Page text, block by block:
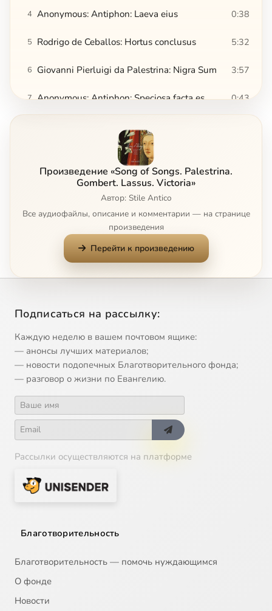
4 Anonymous: Antiphon: Laeva eius 0:38
5 Rodrigo de Ceballos: Hortus conclusus 5:32
6 Giovanni Pierluigi da Palestrina: Nigra Sum 3:57
7 Anonymous: Antiphon: Speciosa facta es 0:43
Francisco Guerrero: Trahe me post te
Anonymous: Antiphon: lam hiems transiit
11 Tómas Luis de Victoria: Vidi speciosam 6:39
Giovanni Pierluigi da Palestrina: Osculetur me
Anonymous: Antiphon: Dum esset rex
15 Nicolas Gombert: Quam pulchra es
16 Anonymous: Antiphon: Nigra sum
17 Orlande de Lassus: Veni, dilecte mi
18 Tómas Luis de Victoria: Vadam et circuibo
19 Anonymous: Alleluia: Tota pulchra es
Произведение «Song of Songs. Palestrina.
Gombert. Lassus. Victoria»
Автор: Stile Antico
Все аудиофайлы, описание и комментарии — на странице
произведения
Перейти к произведению
Подписаться на рассылку:
Каждую неделю в вашем почтовом ящике:
— анонсы лучших материалов;
— новости подопечных Благотворительного фонда;
— разговор о жизни по Евангелию.
Рассылки осуществляются на платформе
Благотворительность
Благотворительность — помочь нуждающимся
О фонде
Новости